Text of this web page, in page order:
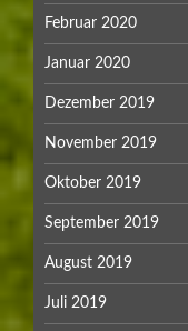
Februar 2020
Januar 2020
Dezember 2019
November 2019
Oktober 2019
September 2019
August 2019
Juli 2019